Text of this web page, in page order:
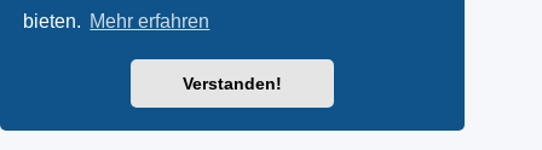
bieten. Mehr erfahren
Verstanden!